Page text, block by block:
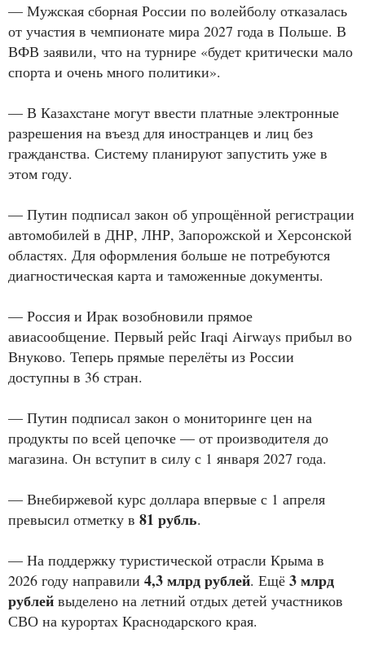
— Мужская сборная России по волейболу отказалась
от участия в чемпионате мира 2027 года в Польше. В
ВФВ заявили, что на турнире «будет критически мало
спорта и очень много политики».
— В Казахстане могут ввести платные электронные
разрешения на въезд для иностранцев и лиц без
гражданства. Систему планируют запустить уже в
этом году.
— Путин подписал закон об упрощённой регистрации
автомобилей в ДНР, ЛНР, Запорожской и Херсонской
областях. Для оформления больше не потребуются
диагностическая карта и таможенные документы.
— Россия и Ирак возобновили прямое
авиасообщение. Первый рейс Iraqi Airways прибыл во
Внуково. Теперь прямые перелёты из России
доступны в 36 стран.
— Путин подписал закон о мониторинге цен на
продукты по всей цепочке — от производителя до
магазина. Он вступит в силу с 1 января 2027 года.
— Внебиржевой курс доллара впервые с 1 апреля
превысил отметку в 81 рубль.
— На поддержку туристической отрасли Крыма в
2026 году направили 4,3 млрд рублей. Ещё 3 млрд
рублей выделено на летний отдых детей участников
СВО на курортах Краснодарского края.